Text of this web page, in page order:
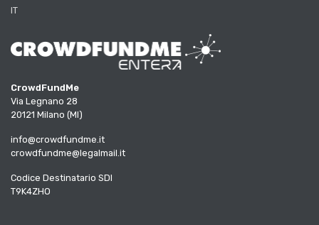
IT
CrowdFundMe
Via Legnano 28
20121 Milano (MI)
info@crowdfundme.it
crowdfundme@legalmail.it
Codice Destinatario SDI
T9K4ZHO